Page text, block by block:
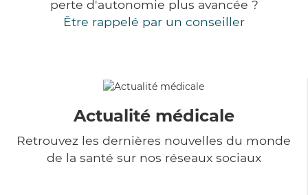
perte d'autonomie plus avancée ?
Être rappelé par un conseiller
Actualité médicale
Retrouvez les dernières nouvelles du monde
de la santé sur nos réseaux sociaux